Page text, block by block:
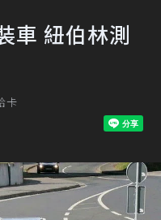
車 紐伯林測
卡